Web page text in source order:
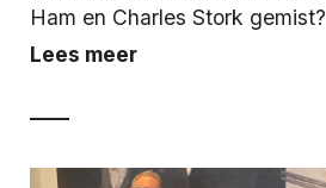
Ham en Charles Stork gemist?
Lees meer